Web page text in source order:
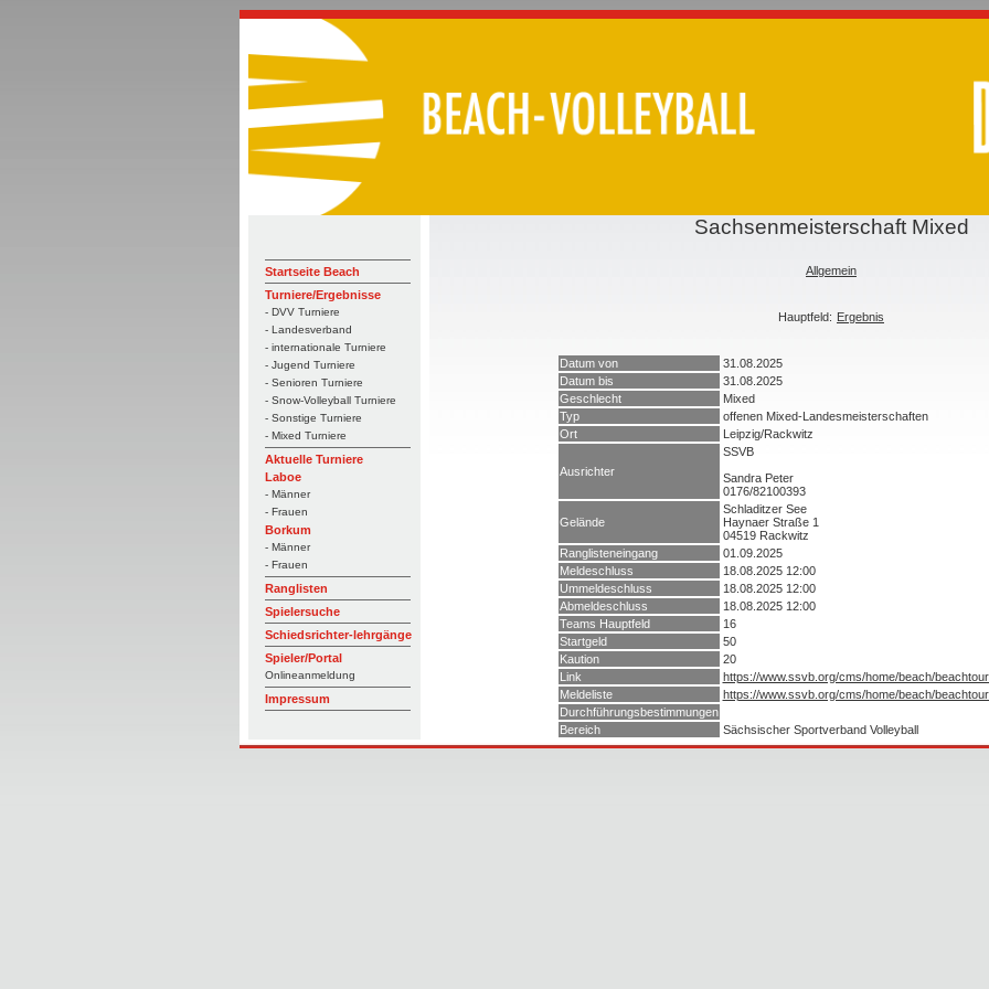
Startseite Beach
Turniere/Ergebnisse
- DVV Turniere
- Landesverband
- internationale Turniere
- Jugend Turniere
- Senioren Turniere
- Snow-Volleyball Turniere
- Sonstige Turniere
- Mixed Turniere
Aktuelle Turniere
Laboe
- Männer
- Frauen
Borkum
- Männer
- Frauen
Ranglisten
Spielersuche
Schiedsrichter-lehrgänge
Spieler/Portal
Onlineanmeldung
Impressum
Sachsenmeisterschaft Mixed
Allgemein
Hauptfeld: Ergebnis
Datum von
31.08.2025
Datum bis
31.08.2025
Geschlecht
Mixed
Typ
offenen Mixed-Landesmeisterschaften
Ort
Leipzig/Rackwitz
Ausrichter
SSVB
Sandra Peter
0176/82100393
Gelände
Schladitzer See
Haynaer Straße 1
04519 Rackwitz
Ranglisteneingang
01.09.2025
Meldeschluss
18.08.2025 12:00
Ummeldeschluss
18.08.2025 12:00
Abmeldeschluss
18.08.2025 12:00
Teams Hauptfeld
16
Startgeld
50
Kaution
20
Link
https://www.ssvb.org/cms/home/beach/
Meldeliste
https://www.ssvb.org/cms/home/beach/
Durchführungsbestimmungen
Bereich
Sächsischer Sportverband Volleyball